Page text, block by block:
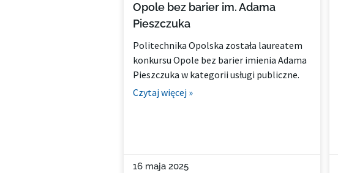
Opole bez barier im. Adama
Pieszczuka
Politechnika Opolska została laureatem
konkursu Opole bez barier imienia Adama
Pieszczuka w kategorii usługi publiczne.
Czytaj więcej »
16 maja 2025